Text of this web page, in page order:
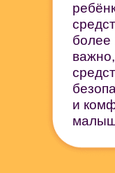
более
и